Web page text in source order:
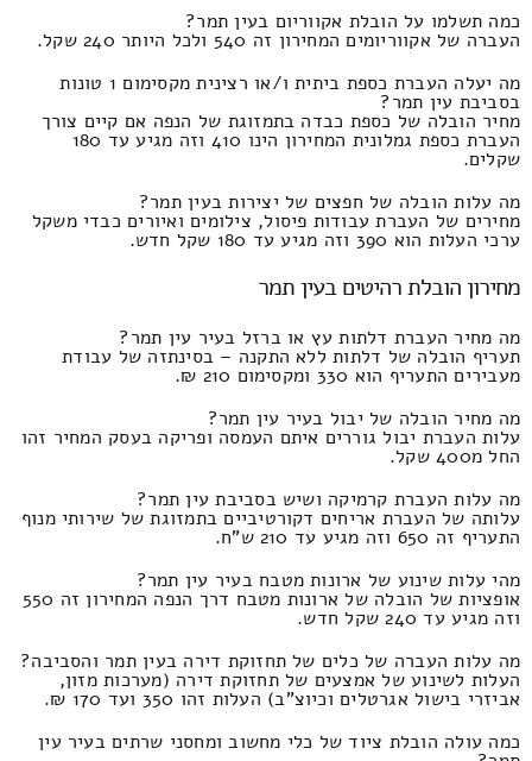
כמה תשלמו על הובלת אקווריום בעין תמר?
העברה של אקווריומים המחירון זה 540 ולכל היותר 240 שקל.
מה יעלה העברת כספת ביתית ו/או רצינית מקסימום 1 טונות
בסביבת עין תמר?
מחיר הובלה של כספת כבדה בתמזוגת של הנפה אם קיים צורך
העברת כספת גמלונית המחירון הינו 410 וזה מגיע עד 180
שקלים.
מה עלות הובלה של חפצים של יצירות בעין תמר?
מחירים של העברת עבודות פיסול, צילומים ואיורים כבדי משקל
ערכי העלות הוא 390 וזה מגיע עד 180 שקל חדש.
מחירון הובלת רהיטים בעין תמר
מה מחיר העברת דלתות עץ או ברזל בעיר עין תמר?
תעריף הובלה של דלתות ללא התקנה – בסינתזה של עבודת
מעבירים התעריף הוא 330 ומקסימום 210 ₪.
מה מחיר הובלה של יבול בעיר עין תמר?
עלות העברת יבול גוררים איתם העמסה ופריקה בעסק המחיר זהו
החל מ400 שקל.
מה עלות העברת קרמיקה ושיש בסביבת עין תמר?
עלותה של העברת אריחים דקורטיביים בתמזוגת של שירותי מנוף
התעריף זה 650 וזה מגיע עד 210 ש"ח.
מהי עלות שינוע של ארונות מטבח בעיר עין תמר?
אופציות של הובלה של ארונות מטבח דרך הנפה המחירון זה 550
וזה מגיע עד 240 שקל חדש.
מה עלות העברה של כלים של תחזוקת דירה בעין תמר והסביבה?
העלות לשינוע של אמצעים של תחזוקת דירה (מערכות מזון,
אביזרי בישול אגרטלים וכיוצ"ב) העלות זהו 350 ועד 170 ₪.
כמה עולה הובלת ציוד של כלי מחשוב ומחסני שרתים בעיר עין